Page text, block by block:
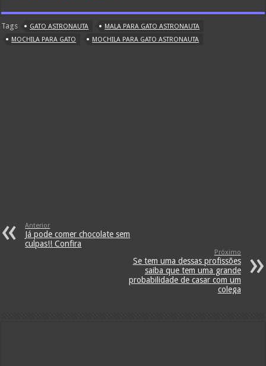
Tags GATO ASTRONAUTA
MALA PARA GATO ASTRONAUTA
MOCHILA PARA GATO
MOCHILA PARA GATO ASTRONAUTA
Anterior
Já pode comer chocolate sem
culpas!! Confira
Próximo
Se tem uma dessas profissões
saiba que tem uma grande
probabilidade de casar com um
colega